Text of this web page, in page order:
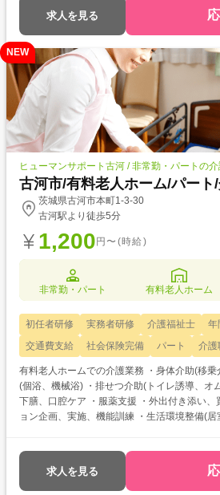
ポートを行います。 移動・移乗介助:安全に居
ようサポートします。 ◎コミュニケーションと見守り 傾聴と対話:ご利用
者様との積極的なコミュニケーションを通じ
高めます。 体調観察:日々の体調や変化を把握
ます。 ◎レクリエーション・イベントの実施 日々のレクリエーション(体
操、趣味活動など)の企画・実施。 季節の行事
記録・報告業務 介護記録(日々のサービス内
事項など)の作成。 他職種(看護師、ケアマネ
携。
求人を見る
NEW
ヒューマンサポート古河 / 非常勤・パートの
古河市/有料老人ホーム/パート
茨城県古河市本町1-3-30
古河駅より徒歩5分
1,200 円〜(時給)
非常勤・パート 有料老人ホーム
初任者研修 実務者研修 介護福祉士
年
交通費支給
社会保険完備 パート 介護
有料老人ホームでの介護業務 ・身体介助(移
(個浴、機械浴) ・排せつ介助(トイレ誘導、オ
下膳、口腔ケア ・服薬支援 ・外出付き添い、
ョン企画、実施、機能訓練 ・生活環境整備(
求人を見る